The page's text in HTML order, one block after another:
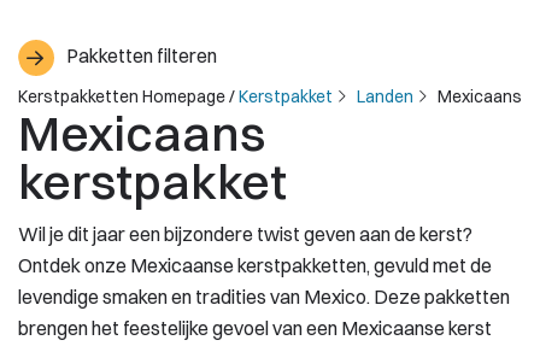
Pakketten filteren
Kerstpakketten Homepage/Kerstpakket Landen Mexicaans
Mexicaans
kerstpakket
Wil je dit jaar een bijzondere twist geven aan de kerst?
Ontdek onze Mexicaanse kerstpakketten, gevuld met de
levendige smaken en tradities van Mexico. Deze pakketten
brengen het feestelijke gevoel van een Mexicaanse kerst